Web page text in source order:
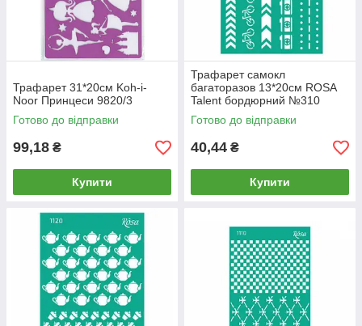
Трафарет 31*20см Koh-i-
Noor Принцеси 9820/3
Готово до відправки
99,18 ₴
Купити
Трафарет самокл
багаторазов 13*20см ROSA
Talent бордюрний №310
серія Make your journey
GPТ50046017
Готово до відправки
40,44 ₴
Купити